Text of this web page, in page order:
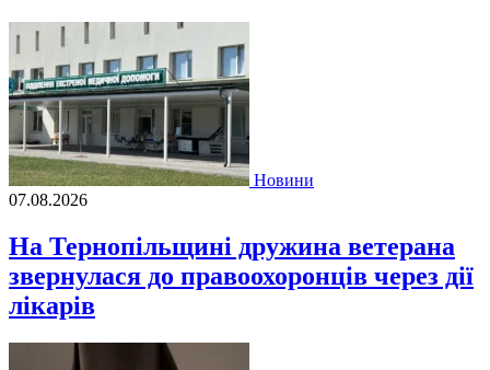
Новини
07.08.2026
На Тернопільщині дружина ветерана
звернулася до правоохоронців через дії
лікарів